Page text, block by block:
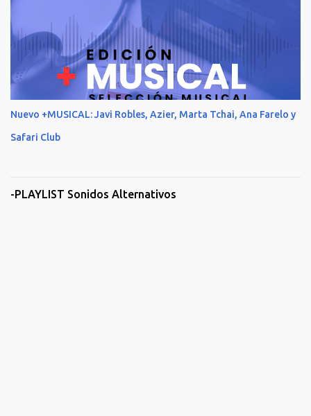
Nuevo +MUSICAL: Javi Robles, Azier, Marta Tchai, Ana Farelo y
Safari Club
-PLAYLIST Sonidos Alternativos